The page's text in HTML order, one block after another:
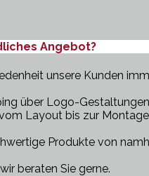
Angebot?
unsere Kunden
über Logo-
Layout bis zur
Produkte von
beraten Sie gerne.